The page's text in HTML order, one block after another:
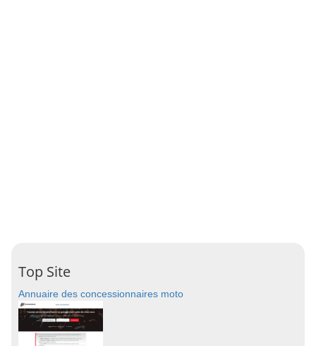
Top Site
Annuaire des concessionnaires moto